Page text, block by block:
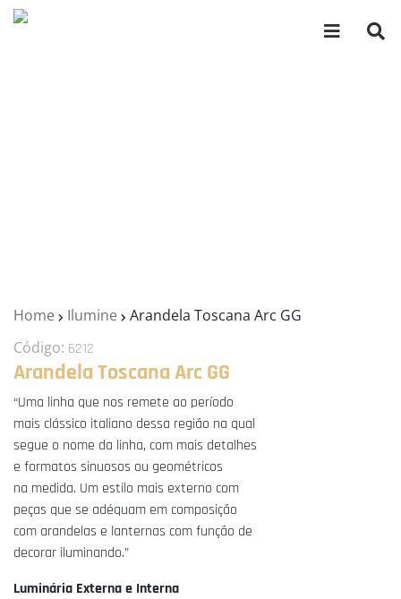
Home Ilumine
Arandela Toscana Arc GG
Código: 6212
Arandela Toscana Arc GG
“Uma linha que nos remete ao período
mais clássico italiano dessa região na qual
segue o nome da linha, com mais detalhes
e formatos sinuosos ou geométricos
na medida. Um estilo mais externo com
peças que se adéquam em composição
com arandelas e lanternas com função de
decorar iluminando.”
Luminária Externa e Interna